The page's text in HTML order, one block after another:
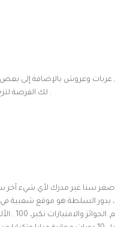
وعروش بالإضافة إلى بعض
لك الفرصة لتزج نفسك في عالم الحرة . وفرة من رموز الانقسام ، مثل ليست لعبة بالكروم .
سنا غير مدرك لأي شيء آخر
يدور السلطة هو موقع شعبية
سبع